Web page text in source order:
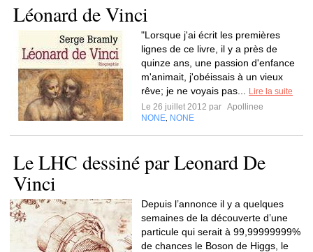
Léonard de Vinci
"Lorsque j'ai écrit les premières
lignes de ce livre, il y a près de
quinze ans, une passion d'enfance
m'animait, j'obéissais à un vieux
rêve; je ne voyais pas...
Lire la suite
Le 26 juillet 2012 par Apollinee
NONE NONE
Le LHC dessiné par Leonard De
Vinci
Depuis l’annonce il y a quelques
semaines de la découverte d’une
particule qui serait à 99,99999999%
de chances le Boson de Higgs, le